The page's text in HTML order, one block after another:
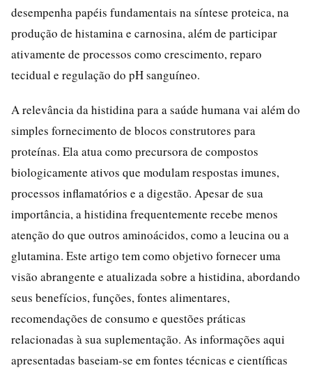
desempenha papéis fundamentais na síntese proteica, na
produção de histamina e carnosina, além de participar
ativamente de processos como crescimento, reparo
tecidual e regulação do pH sanguíneo.
A relevância da histidina para a saúde humana vai além do
simples fornecimento de blocos construtores para
proteínas. Ela atua como precursora de compostos
biologicamente ativos que modulam respostas imunes,
processos inflamatórios e a digestão. Apesar de sua
importância, a histidina frequentemente recebe menos
atenção do que outros aminoácidos, como a leucina ou a
glutamina. Este artigo tem como objetivo fornecer uma
visão abrangente e atualizada sobre a histidina, abordando
seus benefícios, funções, fontes alimentares,
recomendações de consumo e questões práticas
relacionadas à sua suplementação. As informações aqui
apresentadas baseiam-se em fontes técnicas e científicas